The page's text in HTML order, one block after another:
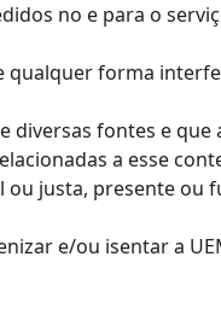
no e para o
forma
fontes e que
a esse
justa, presente ou
e/ou isentar a